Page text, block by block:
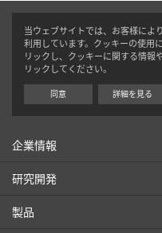
当ウェブサイトでは、お客様によ
利用しています。クッキーの使用
リックし、クッキーに関する情報
リックしてください。
同意 詳細を見る
企業情報
研究開発
製品